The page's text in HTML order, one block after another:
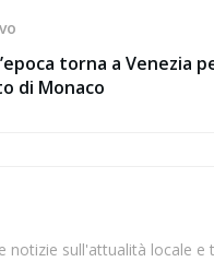
torna a Venezia
di Monaco
notizie sull'attualità locale e